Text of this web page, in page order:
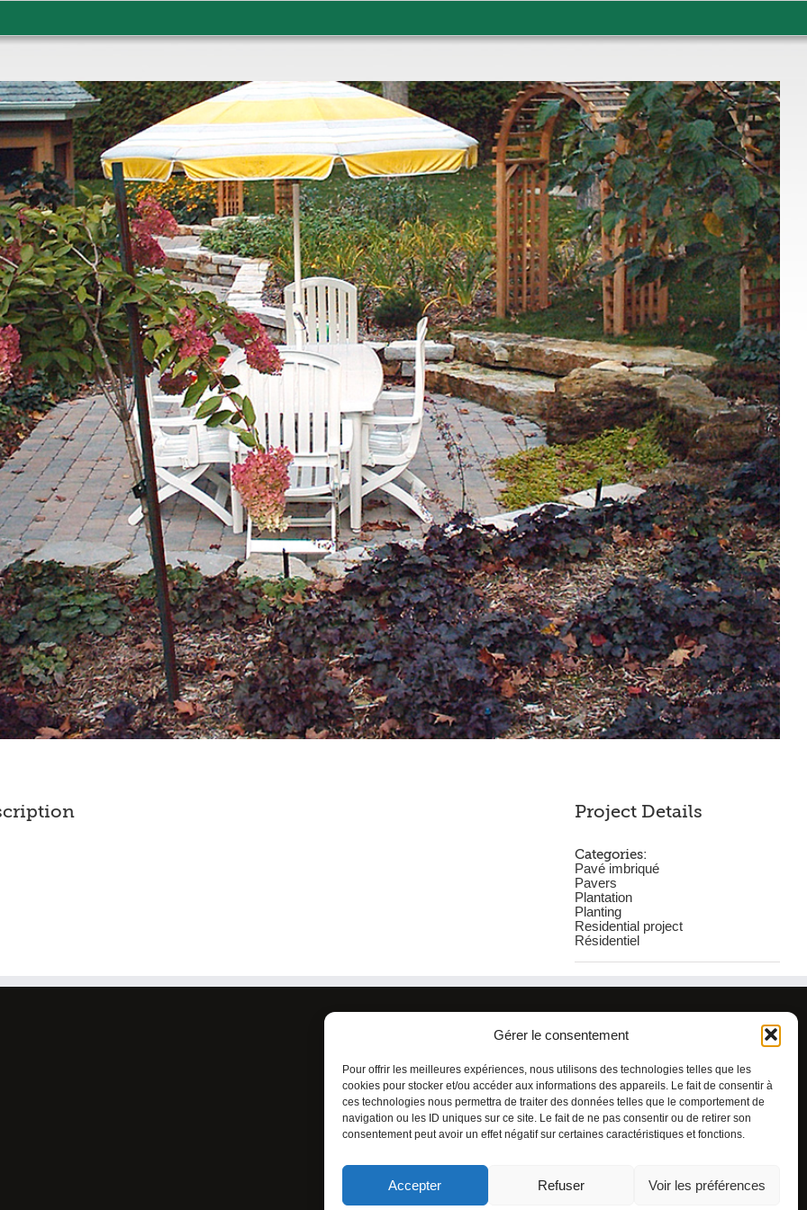
Gérer le consentement
Pour offrir les meilleures expériences, nous utilisons des technologies telles que les
cookies pour stocker et/ou accéder aux informations des appareils. Le fait de consentir à
ces technologies nous permettra de traiter des données telles que le comportement de
navigation ou les ID uniques sur ce site. Le fait de ne pas consentir ou de retirer son
consentement peut avoir un effet négatif sur certaines caractéristiques et fonctions.
Accepter Refuser Voir les préférences
Project Details
Categories:
Pavé imbriqué
Pavers
Plantation
Planting
Residential project
Résidentiel
Politique de cookies